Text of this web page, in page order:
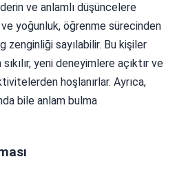
ve anlamlı düşüncelere
yoğunluk, öğrenme sürecinden
zenginliği sayılabilir. Bu kişiler
yeni deneyimlere açıktır ve
hoşlanırlar. Ayrıca,
bile anlam bulma